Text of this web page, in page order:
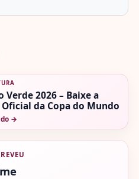
Verde 2026 – Baixe a
da Copa do Mundo
→